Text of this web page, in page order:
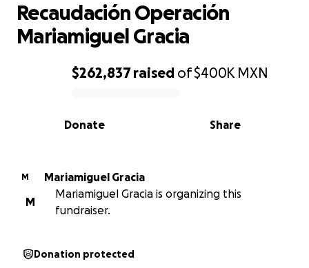
0% complete
$262,837 raised of$400K MXN
Share
Donate
Recaudación Operación
Mariamiguel Gracia
M
Mariamiguel Gracia
M
Mariamiguel Gracia is organizing this
fundraiser.
Donation protected